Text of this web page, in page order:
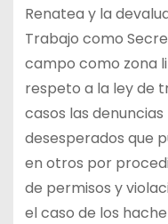
Renatea y la
Trabajo como
campo como zona
respeto a la ley de
casos las
desesperados que
en otros por
de permisos y
el caso de los